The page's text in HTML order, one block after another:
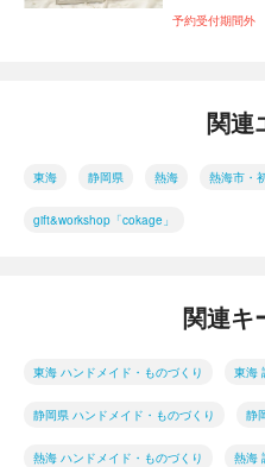
予約受付期間外
関連
東海 静岡県 熱海 熱海市・
gift&workshop「cokage」
関連キ
東海 ハンドメイド・ものづくり 東海
静岡県 ハンドメイド・ものづくり 静
熱海 ハンドメイド・ものづくり 熱海